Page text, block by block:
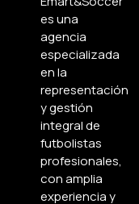
es una
agencia
especializada
en la
representación
y gestión
integral de
futbolistas
profesionales,
con amplia
experiencia y